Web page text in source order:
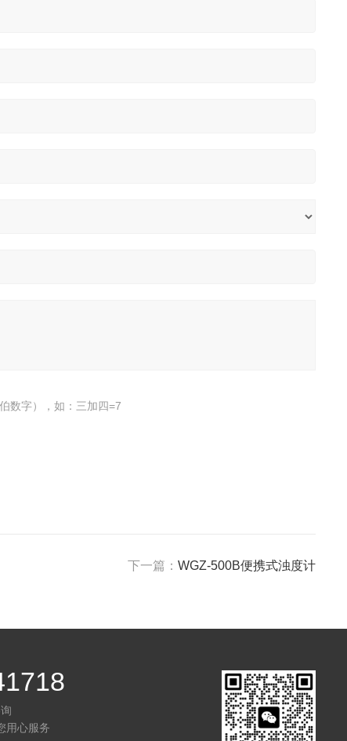
数字），如：三加四=7
下一篇： WGZ-500B便携式浊度计
用心服务